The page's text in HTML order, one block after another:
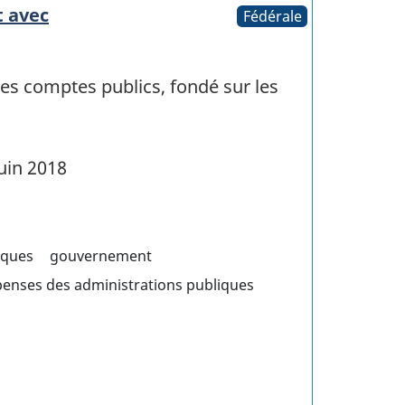
Fédérale
comptes publics, fondé sur les
2018
gouvernement
des administrations publiques